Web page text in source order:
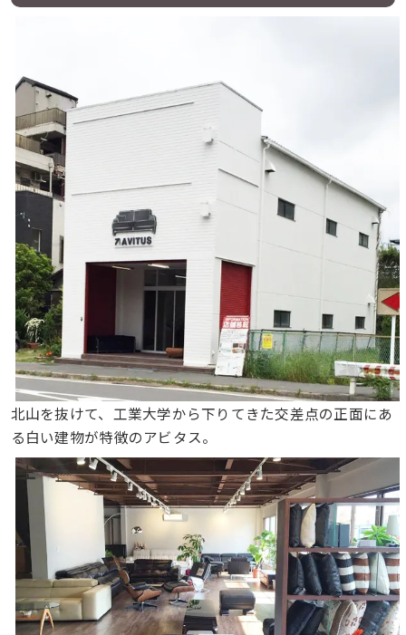
北山を抜けて、工業大学から下りてきた交差点の正面にあ
る白い建物が特徴のアビタス。